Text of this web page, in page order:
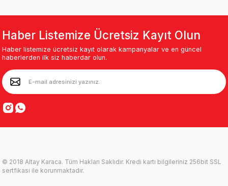
Haber Listemize Ücretsiz Kayıt Olun
Haber listemize ücretsiz kayıt olarak kampanyalar ve en güncel
haberlerden ilk siz haberdar olun.
© 2018 Altay Karaca. Tüm Hakları Saklıdır. Kredi kartı bilgileriniz 256bit SSL
sertfikası ile korunmaktadır.